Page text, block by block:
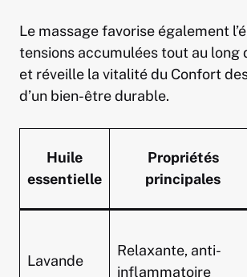
Le massage favorise également
tensions accumulées tout au long
et réveille la vitalité du Confort
d’un bien-être durable.
Huile
essentielle
Propriétés
principales
Lavande
Relaxante, anti-
inflammatoire